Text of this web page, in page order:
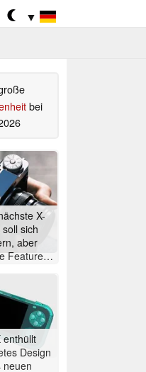
▼
bei
X-
sich
aber
Features
enthüllt
Design
neuen